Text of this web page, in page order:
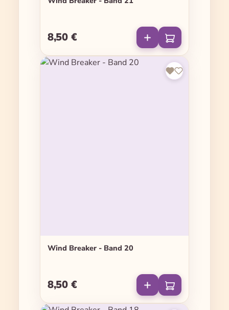
Regulärer Preis:
8,50 €
Wind Breaker - Band 20
Regulärer Preis:
8,50 €